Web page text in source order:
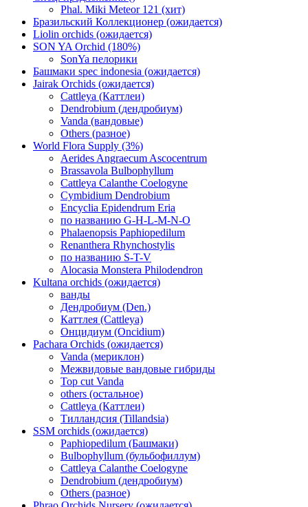
Phal. Miki Meteor 121 (хит)
Бразильский Коллекционер (ожидается)
Liolin orchids (ожидается)
SON YA Orchid (180%)
SonYa пелорики
Башмаки spec indonesia (ожидается)
Jairak Orchids (ожидается)
Cattleya (Каттлеи)
Dendrobium (дендробиум)
Vanda (вандовые)
Others (разное)
World Flora Supply (3%)
Aerides Angraecum Ascocentrum
Brassavola Bulbophyllum
Cattleya Calanthe Coelogyne
Cymbidium Dendrobium
Encyclia Epidendrum Eria
по названию G-H-L-M-N-O
Phalaenopsis Paphiopedilum
Renanthera Rhynchostylis
по названию S-T-V
Alocasia Monstera Philodendron
Kultana orchids (ожидается)
ванды
Дендробиум (Den.)
Каттлея (Cattleya)
Онцидиум (Oncidium)
Pachara Orchids (ожидается)
Vanda (мериклон)
Межвидовые вандовые гибриды
Top cut Vanda
others (остальное)
Cattleya (Каттлеи)
Тилландсия (Tillandsia)
SSM orchids (ожидается)
Paphiopedilum (Башмаки)
Bulbophyllum (бульбофиллум)
Cattleya Calanthe Coelogyne
Dendrobium (дендробиум)
Others (разное)